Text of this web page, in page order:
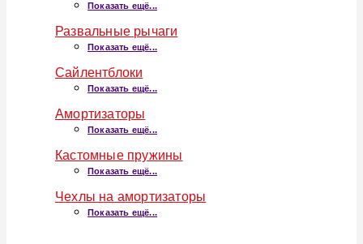
Показать ещё...
Развальные рычаги
Показать ещё...
Сайлентблоки
Показать ещё...
Амортизаторы
Показать ещё...
Кастомные пружины
Показать ещё...
Чехлы на амортизаторы
Показать ещё...